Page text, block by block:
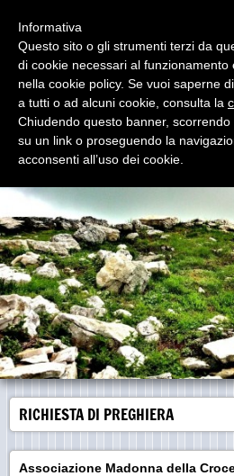
Madonna del Monte S.
RICHIESTA DI PREGHIERA
Associazione Madonna della
Informativa
Questo sito o gli strumenti terzi da
di cookie necessari al
nella cookie policy. Se vuoi saperne
a tutti o ad alcuni cookie, consulta la
Chiudendo questo banner,
su un link o proseguendo la
acconsenti all’uso dei cookie.